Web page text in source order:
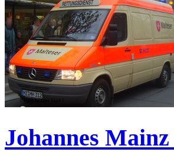
Johannes Mainz